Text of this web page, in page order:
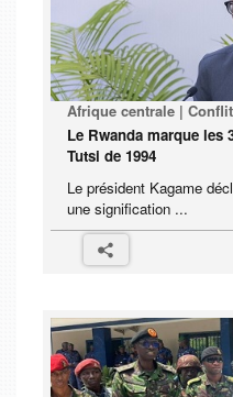
Afrique centrale |
Le Rwanda marque les
Tutsi de 1994
Le président Kagame
une signification ...